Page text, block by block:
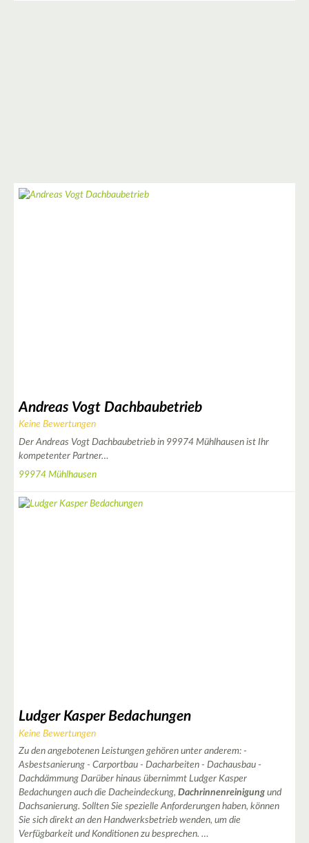
Andreas Vogt Dachbaubetrieb
Keine Bewertungen
Der Andreas Vogt Dachbaubetrieb in 99974 Mühlhausen ist Ihr
kompetenter Partner…
99974 Mühlhausen
Ludger Kasper Bedachungen
Keine Bewertungen
Zu den angebotenen Leistungen gehören unter anderem: -
Asbestsanierung - Carportbau - Dacharbeiten - Dachausbau -
Dachdämmung Darüber hinaus übernimmt Ludger Kasper
Bedachungen auch die Dacheindeckung, Dachrinnenreinigung und
Dachsanierung. Sollten Sie spezielle Anforderungen haben, können
Sie sich direkt an den Handwerksbetrieb wenden, um die
Verfügbarkeit und Konditionen zu besprechen. …
2